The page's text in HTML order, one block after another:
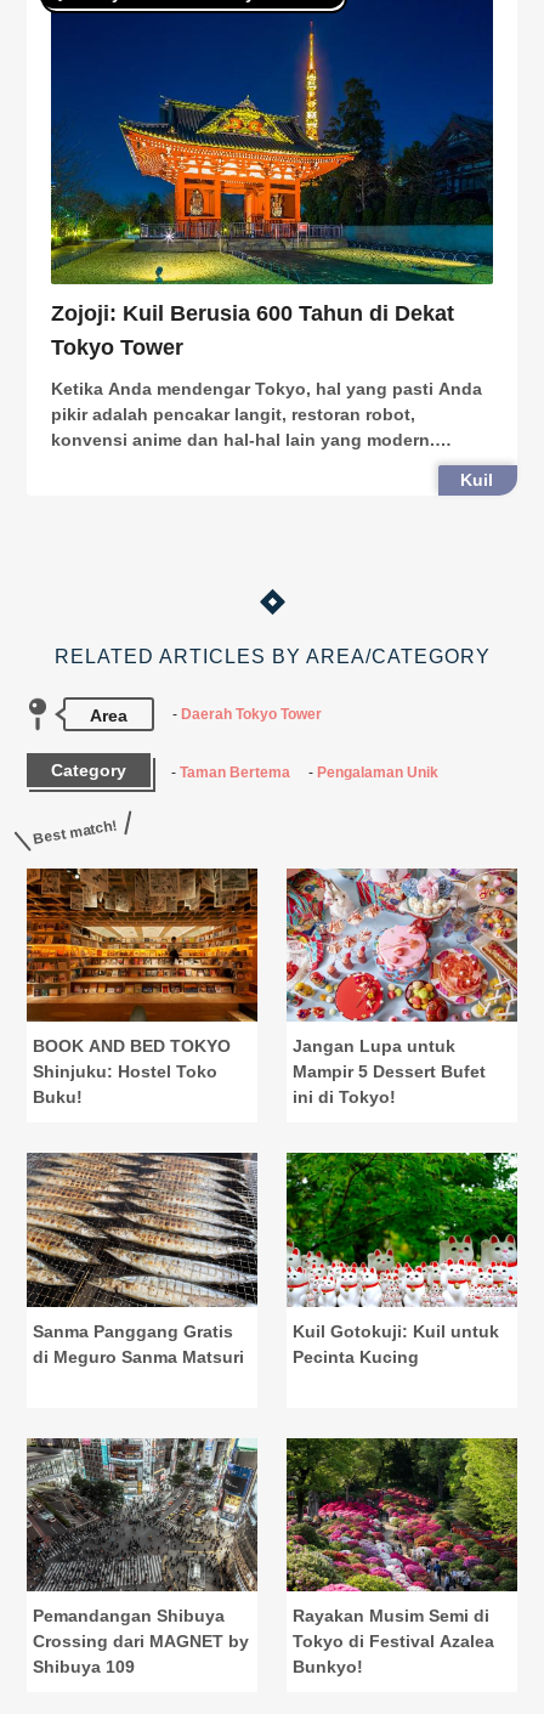
Zojoji: Kuil Berusia 600 Tahun di Dekat
Tokyo Tower
Ketika Anda mendengar Tokyo, hal yang pasti Anda
pikir adalah pencakar langit, restoran robot,
konvensi anime dan hal-hal lain yang modern.
Banyak orang yang akan melupakan tempat-tempat
bersejarah di kota Tokyo. Tokyo memiliki lebih dari
Kuil
RELATED ARTICLES BY AREA/CATEGORY
Area Daerah Tokyo Tower
Category Taman Bertema Pengalaman Unik
Best match!
BOOK AND BED TOKYO
Shinjuku: Hostel Toko
Buku!
Jangan Lupa untuk
Mampir 5 Dessert Bufet
ini di Tokyo!
Sanma Panggang Gratis
di Meguro Sanma Matsuri
Kuil Gotokuji: Kuil untuk
Pecinta Kucing
Pemandangan Shibuya
Crossing dari MAGNET by
Shibuya 109
Rayakan Musim Semi di
Tokyo di Festival Azalea
Bunkyo!